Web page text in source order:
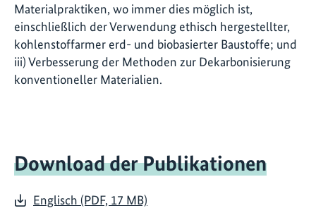
Materialpraktiken, wo immer dies möglich ist,
einschließlich der Verwendung ethisch hergestellter,
kohlenstoffarmer erd- und biobasierter Baustoffe; und
iii) Verbesserung der Methoden zur Dekarbonisierung
konventioneller Materialien.
Download der Publikationen
Englisch (PDF, 17 MB)